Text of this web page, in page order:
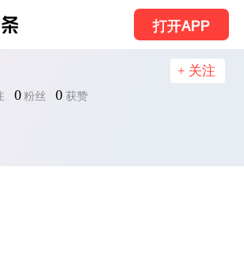
打开APP
0 粉丝 0 获赞
+ 关注